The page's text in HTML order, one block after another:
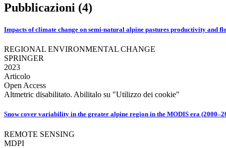
Pubblicazioni (4)
Impacts of climate change on semi-natural alpine pastures productivity and
REGIONAL ENVIRONMENTAL CHANGE
SPRINGER
2023
Articolo
Open Access
Altmetric disabilitato. Abilitalo su "Utilizzo dei cookie"
Snow cover variability in the greater alpine region in the MODIS era
REMOTE SENSING
MDPI